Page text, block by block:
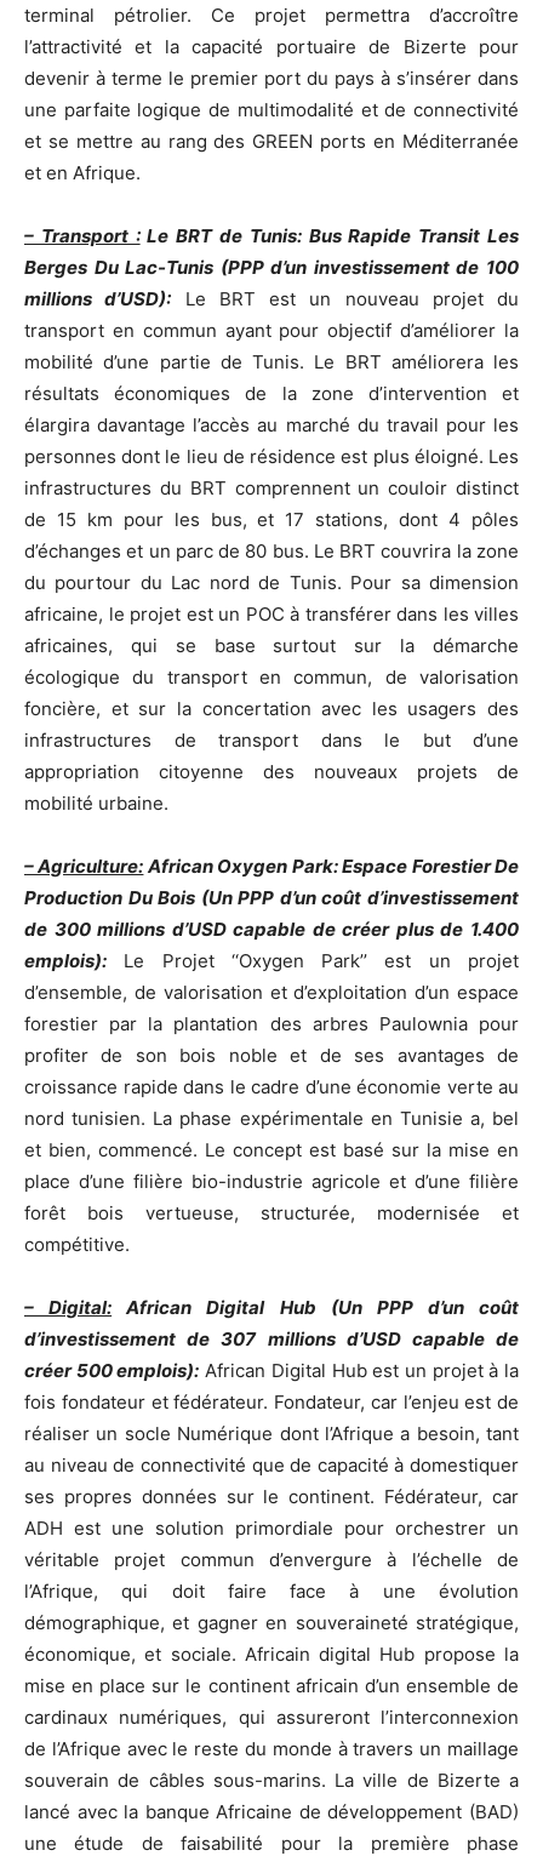
terminal pétrolier. Ce projet permettra d’accroître
l’attractivité et la capacité portuaire de Bizerte pour
devenir à terme le premier port du pays à s’insérer dans
une parfaite logique de multimodalité et de connectivité
et se mettre au rang des GREEN ports en Méditerranée
et en Afrique.
– Transport :Le BRT de Tunis: Bus Rapide Transit Les
Berges Du Lac-Tunis (PPP d’un investissement de 100
millions d’USD): Le BRT est un nouveau projet du
transport en commun ayant pour objectif d’améliorer la
mobilité d’une partie de Tunis. Le BRT améliorera les
résultats économiques de la zone d’intervention et
élargira davantage l’accès au marché du travail pour les
personnes dont le lieu de résidence est plus éloigné. Les
infrastructures du BRT comprennent un couloir distinct
de 15 km pour les bus, et 17 stations, dont 4 pôles
d’échanges et un parc de 80 bus. Le BRT couvrira la zone
du pourtour du Lac nord de Tunis. Pour sa dimension
africaine, le projet est un POC à transférer dans les villes
africaines, qui se base surtout sur la démarche
écologique du transport en commun, de valorisation
foncière, et sur la concertation avec les usagers des
infrastructures de transport dans le but d’une
appropriation citoyenne des nouveaux projets de
mobilité urbaine.
– Agriculture: African Oxygen Park: Espace Forestier De
Production Du Bois (Un PPP d’un coût d’investissement
de 300 millions d’USD capable de créer plus de 1.400
emplois): Le Projet ‘‘Oxygen Park’’ est un projet
d’ensemble, de valorisation et d’exploitation d’un espace
forestier par la plantation des arbres Paulownia pour
profiter de son bois noble et de ses avantages de
croissance rapide dans le cadre d’une économie verte au
nord tunisien. La phase expérimentale en Tunisie a, bel
et bien, commencé. Le concept est basé sur la mise en
place d’une filière bio-industrie agricole et d’une filière
forêt bois vertueuse, structurée, modernisée et
compétitive.
– Digital: African Digital Hub (Un PPP d’un coût
d’investissement de 307 millions d’USD capable de
créer 500 emplois): African Digital Hub est un projet à la
fois fondateur et fédérateur. Fondateur, car l’enjeu est de
réaliser un socle Numérique dont l’Afrique a besoin, tant
au niveau de connectivité que de capacité à domestiquer
ses propres données sur le continent. Fédérateur, car
ADH est une solution primordiale pour orchestrer un
véritable projet commun d’envergure à l’échelle de
l’Afrique, qui doit faire face à une évolution
démographique, et gagner en souveraineté stratégique,
économique, et sociale. Africain digital Hub propose la
mise en place sur le continent africain d’un ensemble de
cardinaux numériques, qui assureront l’interconnexion
de l’Afrique avec le reste du monde à travers un maillage
souverain de câbles sous-marins. La ville de Bizerte a
lancé avec la banque Africaine de développement (BAD)
une étude de faisabilité pour la première phase